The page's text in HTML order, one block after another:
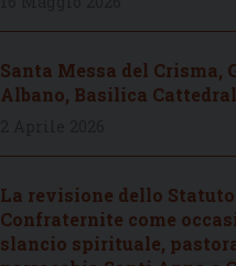
Santa Messa del Crisma,
Albano, Basilica
La revisione dello
Confraternite come
slancio spirituale,